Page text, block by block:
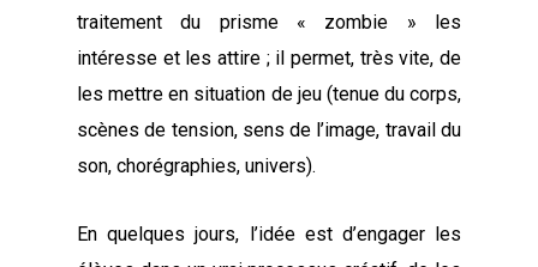
traitement du prisme « zombie » les
intéresse et les attire ; il permet, très vite, de
les mettre en situation de jeu (tenue du corps,
scènes de tension, sens de l’image, travail du
son, chorégraphies, univers).
En quelques jours, l’idée est d’engager les